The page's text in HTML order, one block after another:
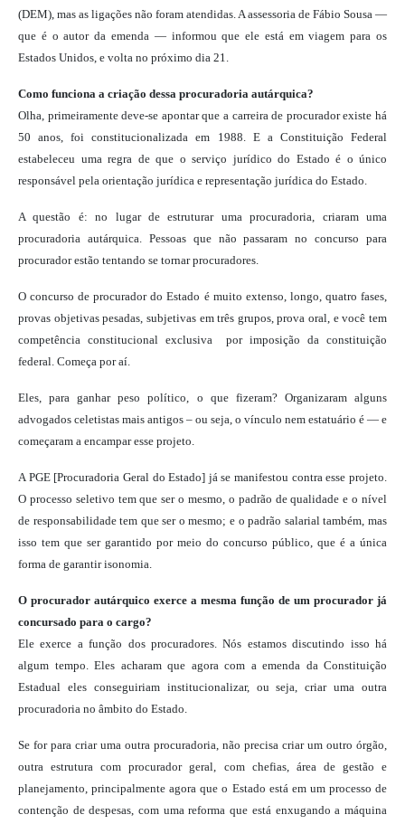
(DEM), mas as ligações não foram atendidas. A assessoria de Fábio Sousa —
que é o autor da emenda — informou que ele está em viagem para os
Estados Unidos, e volta no próximo dia 21.
Como funciona a criação dessa procuradoria autárquica?
Olha, primeiramente deve-se apontar que a carreira de procurador existe há
50 anos, foi constitucionalizada em 1988. E a Constituição Federal
estabeleceu uma regra de que o serviço jurídico do Estado é o único
responsável pela orientação jurídica e representação jurídica do Estado.
A questão é: no lugar de estruturar uma procuradoria, criaram uma
procuradoria autárquica. Pessoas que não passaram no concurso para
procurador estão tentando se tornar procuradores.
O concurso de procurador do Estado é muito extenso, longo, quatro fases,
provas objetivas pesadas, subjetivas em três grupos, prova oral, e você tem
competência constitucional exclusiva por imposição da constituição
federal. Começa por aí.
Eles, para ganhar peso político, o que fizeram? Organizaram alguns
advogados celetistas mais antigos – ou seja, o vínculo nem estatuário é — e
começaram a encampar esse projeto.
A PGE [Procuradoria Geral do Estado] já se manifestou contra esse projeto.
O processo seletivo tem que ser o mesmo, o padrão de qualidade e o nível
de responsabilidade tem que ser o mesmo; e o padrão salarial também, mas
isso tem que ser garantido por meio do concurso público, que é a única
forma de garantir isonomia.
O procurador autárquico exerce a mesma função de um procurador já
concursado para o cargo?
Ele exerce a função dos procuradores. Nós estamos discutindo isso há
algum tempo. Eles acharam que agora com a emenda da Constituição
Estadual eles conseguiriam institucionalizar, ou seja, criar uma outra
procuradoria no âmbito do Estado.
Se for para criar uma outra procuradoria, não precisa criar um outro órgão,
outra estrutura com procurador geral, com chefias, área de gestão e
planejamento, principalmente agora que o Estado está em um processo de
contenção de despesas, com uma reforma que está enxugando a máquina